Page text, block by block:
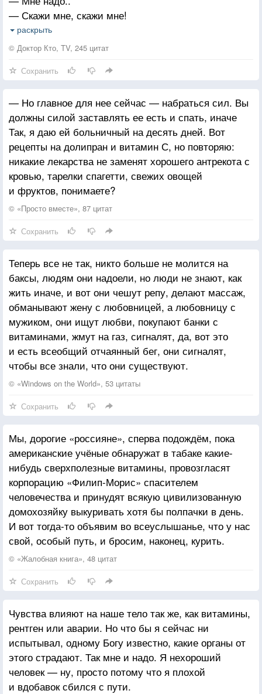
— Скажи мне, скажи мне!
— Мне надо..
— Антибиотик?
— Тебе нужен аспирин?
— Мне надо..
— Хм, кодеин, парацетамол? О, я дура! Конечно,
пепто-бисмол!
— Мне надо..
— Парафин? Витамин С, витамин Д, витамин Е?
— Мне надо..
— Это еда? Что-нибудь простое, хороший суп, суп
и сэндвич?! О, суп и маленький вкусный сэндвич?!
— Мне надо, чтобы ты ЗАТКНУЛАСЬ!
раскрыть
© Доктор Кто, TV, 245 цитат
Сохранить
— Но главное для нее сейчас — набраться сил. Вы
должны силой заставлять ее есть и спать, иначе
Так, я даю ей больничный на десять дней. Вот
рецепты на долипран и витамин С, но повторяю:
никакие лекарства не заменят хорошего антрекота с
кровью, тарелки спагетти, свежих овощей
и фруктов, понимаете?
© «Просто вместе», 87 цитат
Сохранить
Теперь все не так, никто больше не молится на
баксы, людям они надоели, но люди не знают, как
жить иначе, и вот они чешут репу, делают массаж,
обманывают жену с любовницей, а любовницу с
мужиком, они ищут любви, покупают банки с
витаминами, жмут на газ, сигналят, да, вот это
и есть всеобщий отчаянный бег, они сигналят,
чтобы все знали, что они существуют.
© «Windows on the World», 53 цитаты
Сохранить
Мы, дорогие «россияне», сперва подождём, пока
американские учёные обнаружат в табаке какие-
нибудь сверхполезные витамины, провозгласят
корпорацию «Филип-Морис» спасителем
человечества и принудят всякую цивилизованную
домохозяйку выкуривать хотя бы полпачки в день.
И вот тогда-то объявим во всеуслышанье, что у нас
свой, особый путь, и бросим, наконец, курить.
© «Жалобная книга», 48 цитат
Сохранить
Чувства влияют на наше тело так же, как витамины,
рентген или аварии. Но что бы я сейчас ни
испытывал, одному Богу известно, какие органы от
этого страдают. Так мне и надо. Я нехороший
человек — ну, просто потому что я плохой
и вдобавок сбился с пути.